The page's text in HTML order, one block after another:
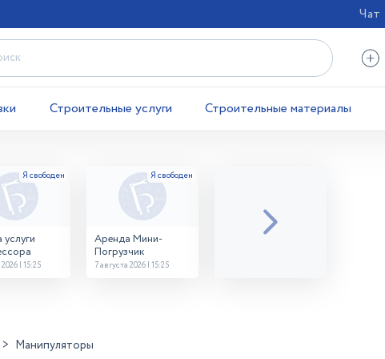
Чат
Строительные услуги Строительные материалы
| 15:25
Аренда Мини-
Погрузчик
7 августа 2026 | 15:25
Манипуляторы